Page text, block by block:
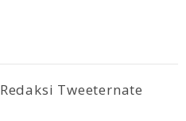
Redaksi Tweeternate